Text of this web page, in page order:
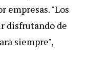
empresas. "Los
disfrutando de
siempre",